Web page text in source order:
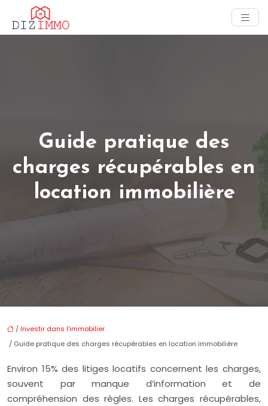
Guide pratique des
charges récupérables en
location immobilière
/ Investir dans l'immobilier
/ Guide pratique des charges récupérables en location immobilière
Environ 15% des litiges locatifs concernent les charges,
souvent par manque d’information et de
compréhension des règles. Les charges récupérables,